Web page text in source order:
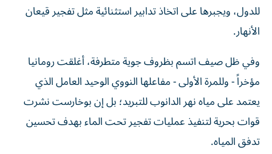
للدول، ويجبرها على اتخاذ تدابير استثنائية مثل تفجير قيعان
الأنهار.
وفي ظل صيف اتسم بظروف جوية متطرفة، أغلقت رومانيا
مؤخراً - وللمرة الأولى - مفاعلها النووي الوحيد العامل الذي
يعتمد على مياه نهر الدانوب للتبريد؛ بل إن بوخارست نشرت
قوات بحرية لتنفيذ عمليات تفجير تحت الماء بهدف تحسين
تدفق المياه.